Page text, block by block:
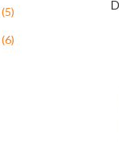
(5)
(6)